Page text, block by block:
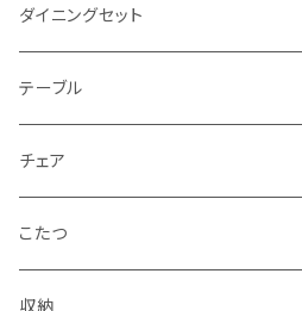
2人掛け
1人掛け
カウチソファ
コーナーソファ
ソファセット
シングルサイズ以下（フレームのみ）
セミダブルサイズ（フレームのみ）
ダブルサイズ（フレームのみ）
ワイドダブルサイズ以上（フレームのみ）
シングルサイズ以下（マットレス付）
ダイニングセット
ダイニング3点セット以下
ダイニング4点セット
ダイニング5点・6点セット
ダイニング7点セット以上
テーブル
センターテーブル
ダイニングテーブル
カウンターテーブル
チェア
ダイニングチェア
カウンターチェア
こたつ
こたつテーブル
収納